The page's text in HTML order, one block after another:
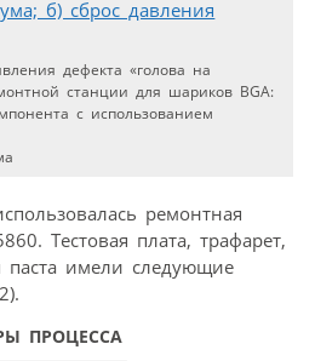
дефекта «голова на
станции для шариков BGA:
с использованием
ремонтная
Тестовая плата, трафарет,
паста имели следующие
ПРОЦЕССА